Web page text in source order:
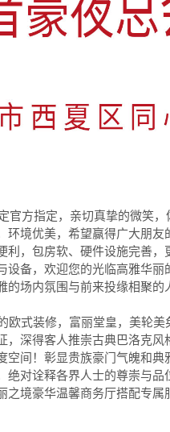
官方指定，亲切真挚的微笑
环境优美，希望赢得广大朋
利，包房软、硬件设施完善
设备，欢迎您的光临高雅华
的场内氛围与前来投缘相聚
欧式装修，富丽堂皇，美轮
，深得客人推崇古典巴洛克
间！彰显贵族豪门气魄和
绝对诠释各界人士的尊崇与
境豪华温馨商务厅搭配专属